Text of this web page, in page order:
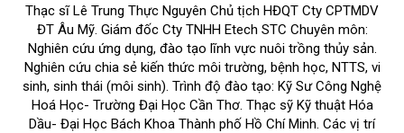
Thạc sĩ Lê Trung Thực Nguyên Chủ tịch HĐQT Cty CPTMDV
ĐT Âu Mỹ. Giám đốc Cty TNHH Etech STC Chuyên môn:
Nghiên cứu ứng dụng, đào tạo lĩnh vực nuôi trồng thủy sản.
Nghiên cứu chia sẻ kiến thức môi trường, bệnh học, NTTS, vi
sinh, sinh thái (môi sinh). Trình độ đào tạo: Kỹ Sư Công Nghệ
Hoá Học- Trường Đại Học Cần Thơ. Thạc sỹ Kỹ thuật Hóa
Dầu- Đại Học Bách Khoa Thành phố Hồ Chí Minh. Các vị trí